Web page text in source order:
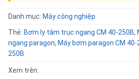
Danh mục: Máy công nghiệp
Thẻ: Bơm ly tâm trục ngang CM 40-250B,
ngang paragon, Máy bơm paragon CM 40-
250B
Xem trên: